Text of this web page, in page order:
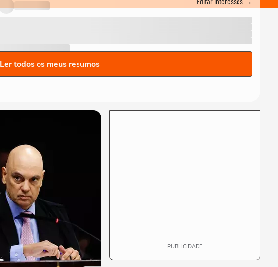
Ler todos os meus resumos
PUBLICIDADE